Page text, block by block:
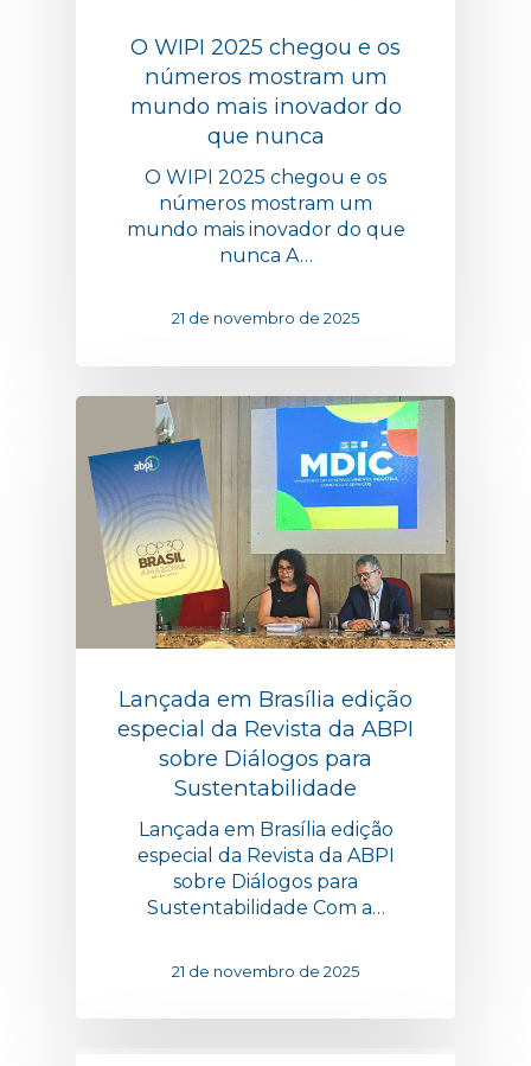
O WIPI 2025 chegou e os
números mostram um
mundo mais inovador do
que nunca
O WIPI 2025 chegou e os
números mostram um
mundo mais inovador do que
nunca A…
21 de novembro de 2025
Lançada em Brasília edição
especial da Revista da ABPI
sobre Diálogos para
Sustentabilidade
Lançada em Brasília edição
especial da Revista da ABPI
sobre Diálogos para
Sustentabilidade Com a…
21 de novembro de 2025